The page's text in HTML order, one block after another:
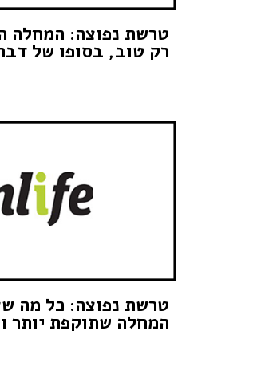
טרשת נפוצה: המחלה
רק טוב, בסופו של
טרשת נפוצה: כל מה
המחלה שתוקפת יותר